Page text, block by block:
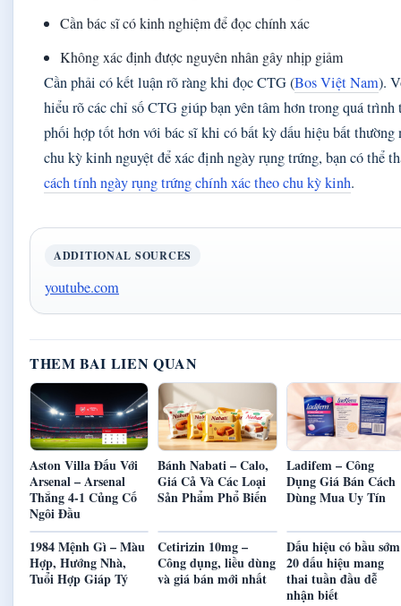
Cần bác sĩ có kinh nghiệm để đọc chính xác
Không xác định được nguyên nhân gây nhịp giảm
Cần phải có kết luận rõ ràng khi đọc CTG (Bos Việt Nam).
hiểu rõ các chỉ số CTG giúp bạn yên tâm hơn trong quá
phối hợp tốt hơn với bác sĩ khi có bất kỳ dấu hiệu bất thường
chu kỳ kinh nguyệt để xác định ngày rụng trứng, bạn có thể
cách tính ngày rụng trứng chính xác theo chu kỳ kinh.
ADDITIONAL SOURCES
youtube.com
THEM BAI LIEN QUAN
Aston Villa Đấu Với
Arsenal – Arsenal
Thắng 4-1 Củng Cố
Ngôi Đầu
Bánh Nabati – Calo,
Giá Cả Và Các Loại
Sản Phẩm Phổ Biến
Ladifem – Công
Dụng Giá Bán Cách
Dùng Mua Uy Tín
1984 Mệnh Gì – Màu
Hợp, Hướng Nhà,
Tuổi Hợp Giáp Tý
Cetirizin 10mg –
Công dụng, liều dùng
và giá bán mới nhất
Dấu hiệu có bầu
20 dấu hiệu mang
thai tuần đầu dễ
nhận biết